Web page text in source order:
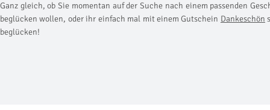
Ganz gleich, ob Sie momentan auf der Suche nach einem passenden
beglücken wollen, oder ihr einfach mal mit einem Gutschein Dankeschön
beglücken!